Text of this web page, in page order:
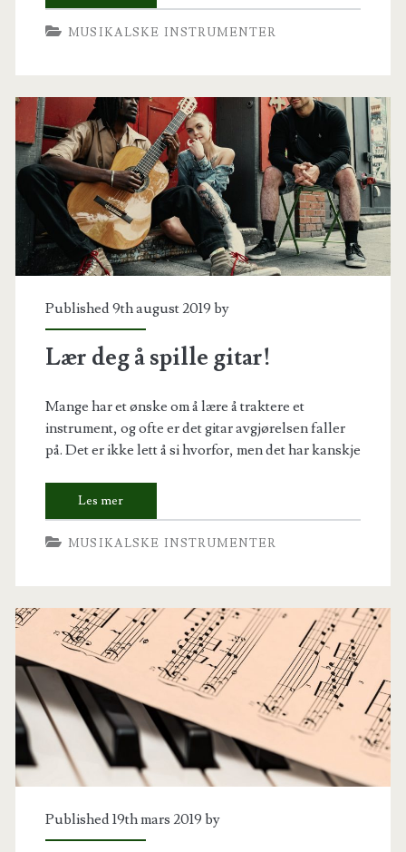
MUSIKALSKE INSTRUMENTER
Published 9th august 2019 by
Lær deg å spille gitar!
Mange har et ønske om å lære å traktere et
instrument, og ofte er det gitar avgjørelsen faller
på. Det er ikke lett å si hvorfor, men det har kanskje
MUSIKALSKE INSTRUMENTER
Published 19th mars 2019 by